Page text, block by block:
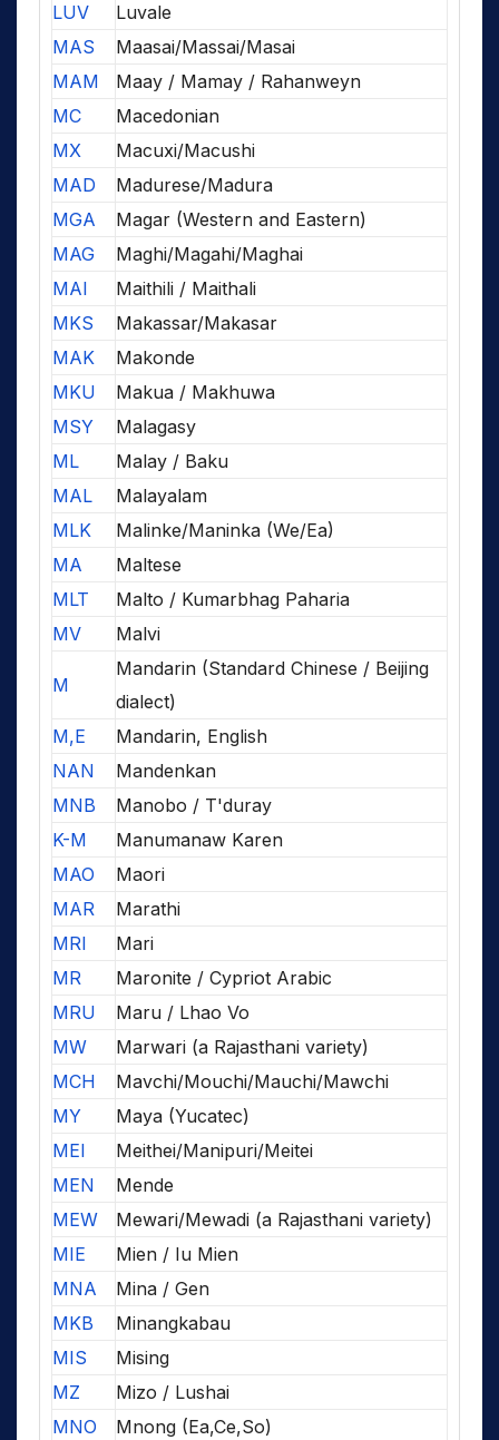
LUV
Luvale
MAS
Maasai/Massai/Masai
MAM
Maay / Mamay / Rahanweyn
MC
Macedonian
MX
Macuxi/Macushi
MAD
Madurese/Madura
MGA
Magar (Western and Eastern)
MAG
Maghi/Magahi/Maghai
MAI
Maithili / Maithali
MKS
Makassar/Makasar
MAK
Makonde
MKU
Makua / Makhuwa
MSY
Malagasy
ML
Malay / Baku
MAL
Malayalam
MLK
Malinke/Maninka (We/Ea)
MA
Maltese
MLT
Malto / Kumarbhag Paharia
MV
Malvi
M
Mandarin (Standard Chinese / Beijing
dialect)
M,E
Mandarin, English
NAN
Mandenkan
MNB
Manobo / T'duray
K-M
Manumanaw Karen
MAO
Maori
MAR
Marathi
MRI
Mari
MR
Maronite / Cypriot Arabic
MRU
Maru / Lhao Vo
MW
Marwari (a Rajasthani variety)
MCH
Mavchi/Mouchi/Mauchi/Mawchi
MY
Maya (Yucatec)
MEI
Meithei/Manipuri/Meitei
MEN
Mende
MEW
Mewari/Mewadi (a Rajasthani variety)
MIE
Mien / Iu Mien
MNA
Mina / Gen
MKB
Minangkabau
MIS
Mising
MZ
Mizo / Lushai
MNO
Mnong (Ea,Ce,So)